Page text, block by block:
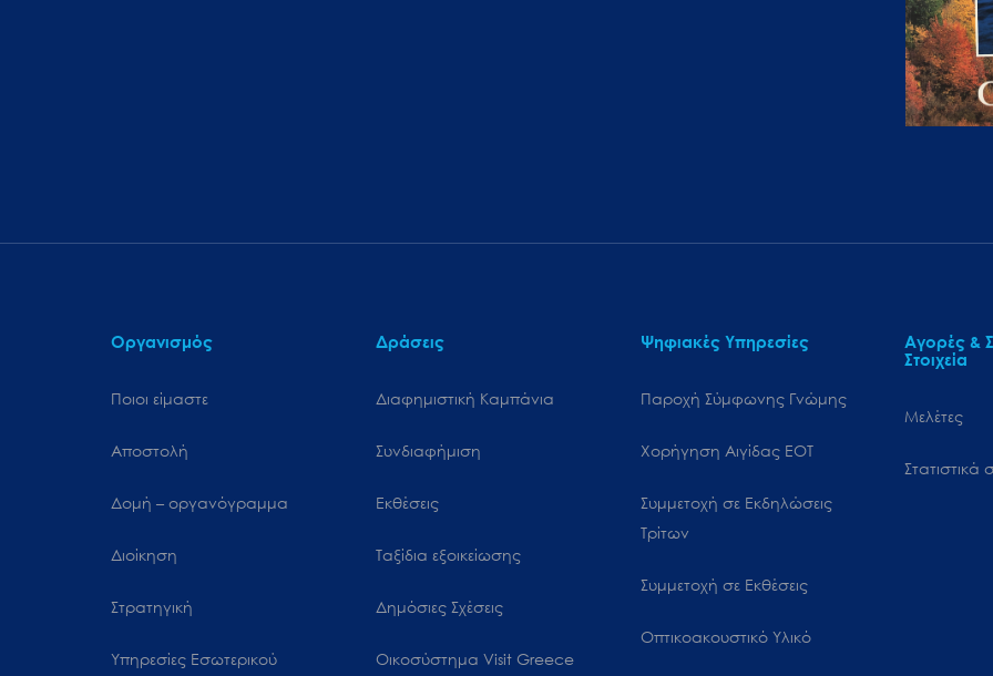
Οργανισμός
Ποιοι είμαστε
Αποστολή
Δομή – οργανόγραμμα
Διοίκηση
Στρατηγική
Υπηρεσίες Εσωτερικού
Δράσεις
Διαφημιστική Καμπάνια
Συνδιαφήμιση
Εκθέσεις
Ταξίδια εξοικείωσης
Δημόσιες Σχέσεις
Oικοσύστημα Visit Greece
Ψηφιακές Υπηρεσίες
Παροχή Σύμφωνης Γνώμης
Χορήγηση Αιγίδας ΕΟΤ
Συμμετοχή σε Εκδηλώσεις
Τρίτων
Συμμετοχή σε Εκθέσεις
Οπτικοακουστικό Υλικό
Αγορές &
Στοιχεία
Μελέτες
Στατιστικά